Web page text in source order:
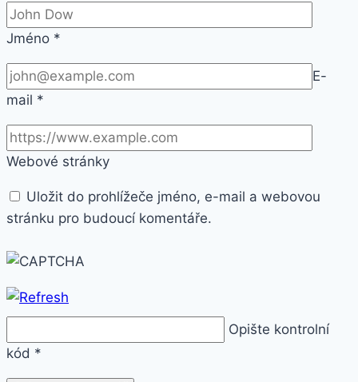
Jméno *
E-
mail *
Webové stránky
Uložit do prohlížeče jméno, e-mail a webovou
stránku pro budoucí komentáře.
Opište kontrolní
kód *